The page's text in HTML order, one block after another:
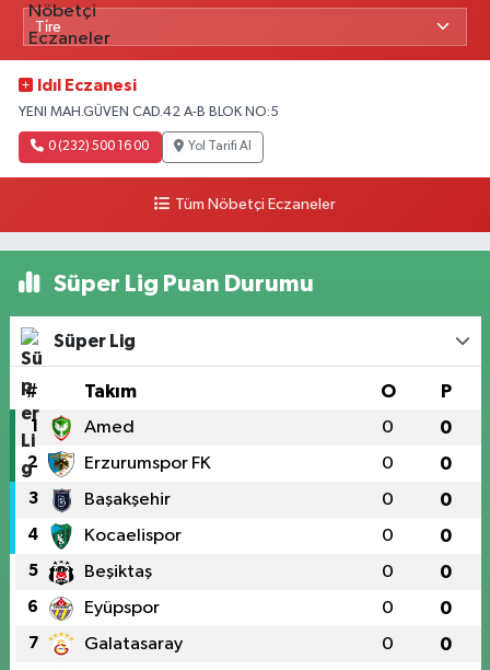
Idıl Eczanesi
YENI MAH.GÜVEN CAD.42 A-B BLOK NO:5
0 (232) 500 16 00 Yol Tarifi Al
Tüm Nöbetçi Eczaneler
Süper Lig Puan Durumu
Süper Lig
# Takım O P
1 Amed 0 0
2 Erzurumspor FK 0 0
3 Başakşehir 0 0
4 Kocaelispor 0 0
5 Beşiktaş 0 0
6 Eyüpspor 0 0
7 Galatasaray 0 0